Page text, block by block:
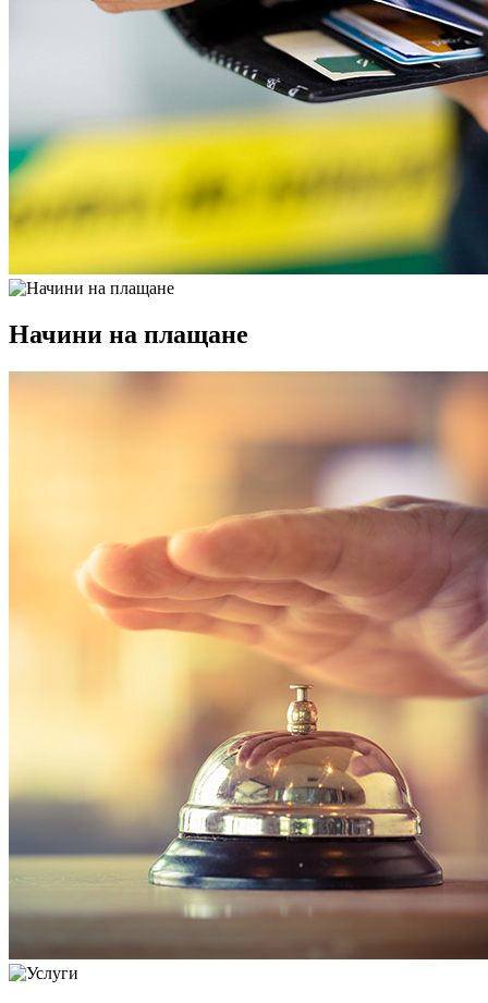
Начини на плащане